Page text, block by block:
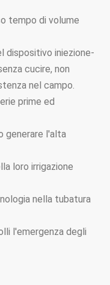
tempo di volume
dispositivo iniezione-
cucire, non
nel campo.
prime ed
generare l'alta
loro irrigazione
nella tubatura
l'emergenza degli